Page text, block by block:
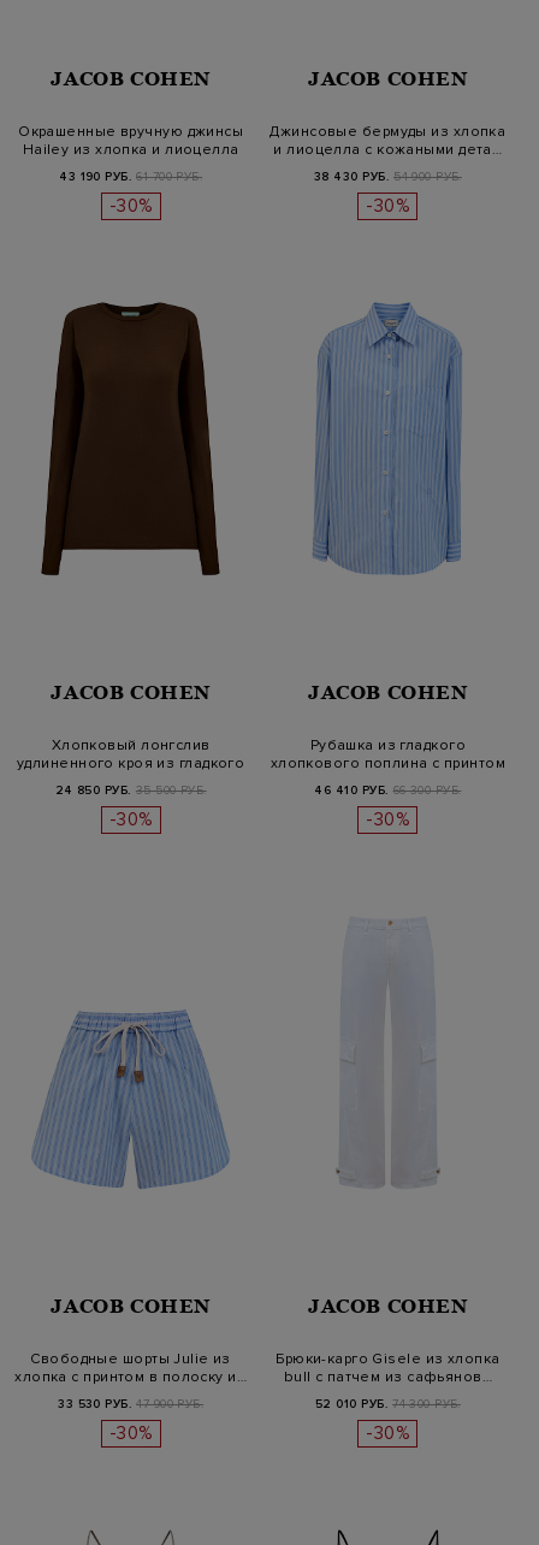
JACOB COHEN
Окрашенные вручную джинсы
Hailey из хлопка и лиоцелла
43 190 РУБ. 61 700 РУБ.
-30%
JACOB COHEN
Джинсовые бермуды из хлопка
и лиоцелла с кожаными дета…
38 430 РУБ. 54 900 РУБ.
-30%
JACOB COHEN
Хлопковый лонгслив
удлиненного кроя из гладкого
джерси
24 850 РУБ. 35 500 РУБ.
-30%
JACOB COHEN
Рубашка из гладкого
хлопкового поплина с принтом
в пол…
46 410 РУБ. 66 300 РУБ.
-30%
JACOB COHEN
Свободные шорты Julie из
хлопка с принтом в полоску и…
33 530 РУБ. 47 900 РУБ.
-30%
JACOB COHEN
Брюки-карго Gisele из хлопка
bull с патчем из сафьянов…
52 010 РУБ. 74 300 РУБ.
-30%